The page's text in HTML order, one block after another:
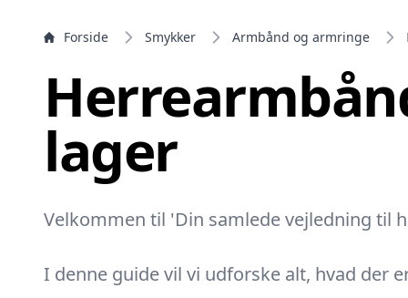
Forside Smykker Armbånd og armringe
lager
Velkommen til 'Din samlede vejledning til
I denne guide vil vi udforske alt, hvad der